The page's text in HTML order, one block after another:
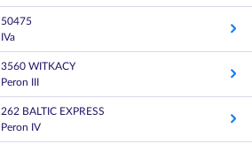
50475
IVa
3560 WITKACY
Peron III
262 BALTIC EXPRESS
Peron IV